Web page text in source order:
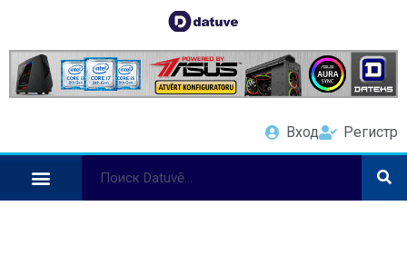
Вход Регистр